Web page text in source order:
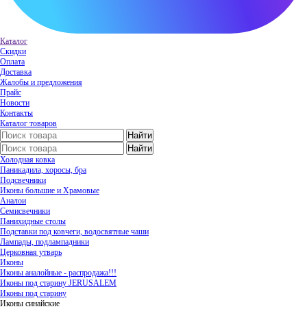
Каталог
Скидки
Оплата
Доставка
Жалобы и предложения
Прайс
Новости
Контакты
Каталог товаров
Холодная ковка
Паникадила, хоросы, бра
Подсвечники
Иконы большие и Храмовые
Аналои
Семисвечники
Панихидные столы
Подставки под ковчеги, водосвятные чаши
Лампады, подлампадники
Церковная утварь
Иконы
Иконы аналойные - распродажа!!!
Иконы под старину JERUSALEM
Иконы под старину
Иконы синайские